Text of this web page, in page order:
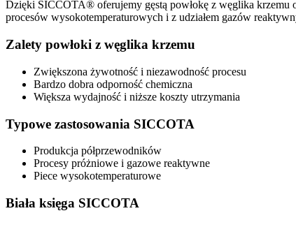
Dzięki SICCOTA® oferujemy gęstą powłokę z węglika krzemu
procesów wysokotemperaturowych i z udziałem gazów
Zalety powłoki z węglika krzemu
Zwiększona żywotność i niezawodność procesu
Bardzo dobra odporność chemiczna
Większa wydajność i niższe koszty utrzymania
Typowe zastosowania SICCOTA
Produkcja półprzewodników
Procesy próżniowe i gazowe reaktywne
Piece wysokotemperaturowe
Biała księga SICCOTA